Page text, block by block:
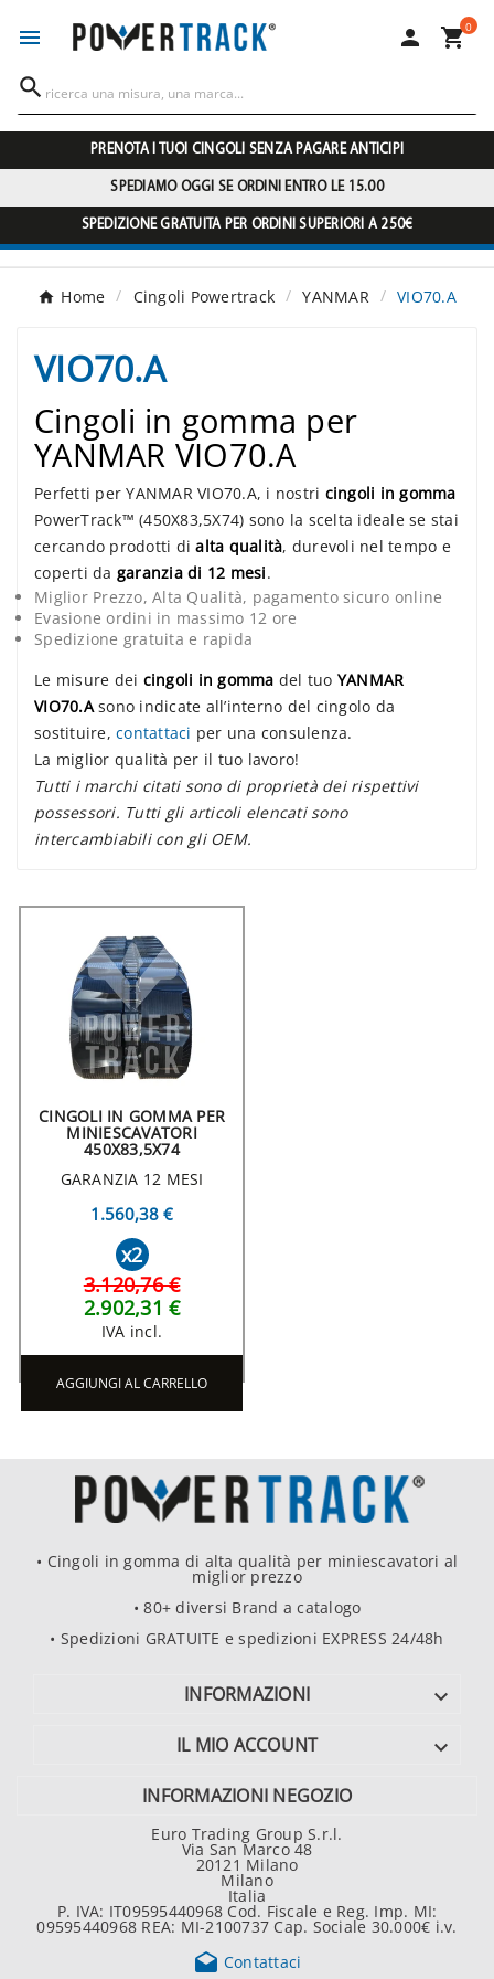
  0

PRENOTA I TUOI CINGOLI SENZA PAGARE ANTICIPI
SPEDIAMO OGGI SE ORDINI ENTRO LE 15.00
SPEDIZIONE GRATUITA PER ORDINI SUPERIORI A 250€
Home Cingoli Powertrack YANMAR VIO70.A
VIO70.A
Cingoli in gomma per
YANMAR VIO70.A
Perfetti per YANMAR VIO70.A, i nostri cingoli in gomma
PowerTrack™ (450X83,5X74) sono la scelta ideale se stai
cercando prodotti dialta qualità, durevoli nel tempo e
coperti da garanzia di 12 mesi.
Miglior Prezzo, Alta Qualità, pagamento sicuro online
Evasione ordini in massimo 12 ore
Spedizione gratuita e rapida
Le misure dei cingoli in gomma del tuo YANMAR
VIO70.Asono indicate all’interno del cingolo da
sostituire, contattaci per una consulenza.
La miglior qualità per il tuo lavoro!
Tutti i marchi citati sono di proprietà dei rispettivi
possessori. Tutti gli articoli elencati sono
intercambiabili con gli OEM.
CINGOLI IN GOMMA PER
MINIESCAVATORI
450X83,5X74
GARANZIA 12 MESI
1.560,38 €
x2
3.120,76 €
2.902,31 €
IVA incl.
AGGIUNGI AL CARRELLO
• Cingoli in gomma di alta qualità per miniescavatori al
miglior prezzo
• 80+ diversi Brand a catalogo
• Spedizioni GRATUITE e spedizioni EXPRESS 24/48h
INFORMAZIONI 
IL MIO ACCOUNT 
INFORMAZIONI NEGOZIO
Euro Trading Group S.r.l.
Via San Marco 48
20121 Milano
Milano
Italia
P. IVA: IT09595440968 Cod. Fiscale e Reg. Imp. MI:
09595440968 REA: MI-2100737 Cap. Sociale 30.000€ i.v.
 Contattaci